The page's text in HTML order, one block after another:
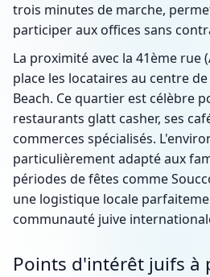
trois minutes de marche,
participer aux offices sans
La proximité avec la 41ème rue
place les locataires au centre
Beach. Ce quartier est célèbre
restaurants glatt casher, ses
commerces spécialisés.
particulièrement adapté aux
périodes de fêtes comme
une logistique locale
communauté juive
Points d'intérêt juifs à